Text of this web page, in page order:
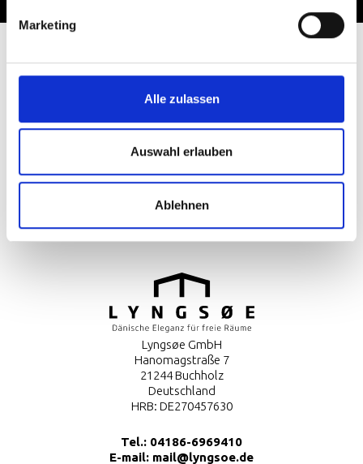
Marketing
Alle zulassen
Auswahl erlauben
Ablehnen
Über uns
Lyngsøe GmbH
Hanomagstraße 7
21244 Buchholz
Deutschland
HRB: DE270457630
Tel.: 04186-6969410
E-mail: mail@lyngsoe.de